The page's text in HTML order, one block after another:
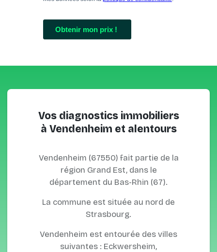
Vos diagnostics immobiliers
à Vendenheim et alentours
Vendenheim (67550) fait partie de la
région Grand Est, dans le
département du Bas-Rhin (67).
La commune est située au nord de
Strasbourg.
Vendenheim est entourée des villes
suivantes : Eckwersheim,